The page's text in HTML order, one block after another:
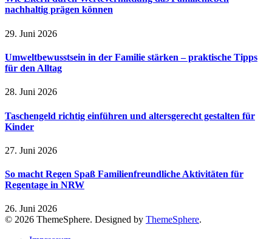
nachhaltig prägen können
29. Juni 2026
Umweltbewusstsein in der Familie stärken – praktische Tipps
für den Alltag
28. Juni 2026
Taschengeld richtig einführen und altersgerecht gestalten für
Kinder
27. Juni 2026
So macht Regen Spaß Familienfreundliche Aktivitäten für
Regentage in NRW
26. Juni 2026
© 2026 ThemeSphere. Designed by ThemeSphere.